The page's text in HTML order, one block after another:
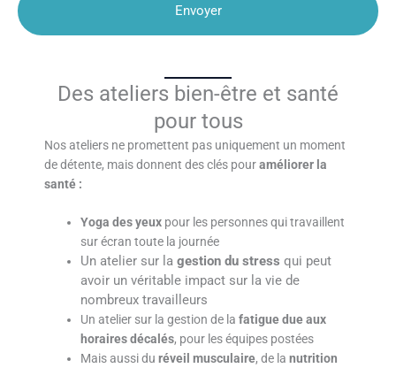
Envoyer
Des ateliers bien-être et santé
pour tous
Nos ateliers ne promettent pas uniquement un moment
de détente, mais donnent des clés pouraméliorer la
santé :
Yoga des yeux pour les personnes qui travaillent
sur écran toute la journée
Un atelier sur lagestion du stress qui peut
avoir un véritable impact sur la vie de
nombreux travailleurs
Un atelier sur la gestion de lafatigue due aux
horaires décalés, pour les équipes postées
Mais aussi duréveil musculaire, de lanutrition